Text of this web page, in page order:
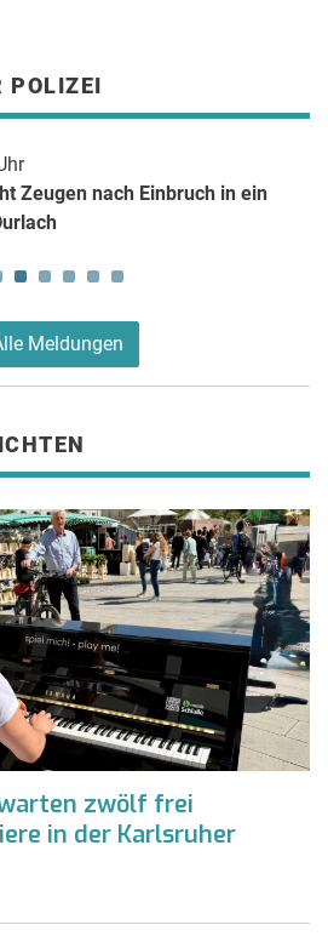
POLIZEI
Uhr
bei Verkehrsunfall auf B293
Meldungen
zwölf frei
in der Karlsruher